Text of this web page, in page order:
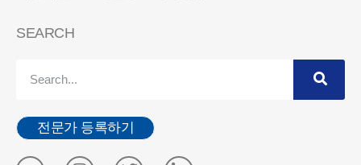
SEARCH
전문가 등록하기